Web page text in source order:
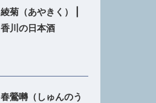
綾菊（あやきく） |
香川の日本酒
春鶯囀（しゅんのう